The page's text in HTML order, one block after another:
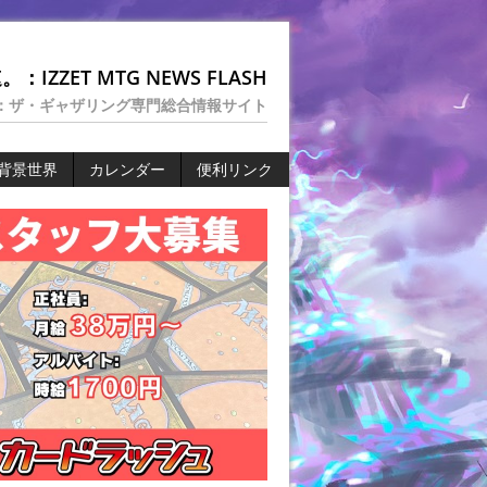
：IZZET MTG NEWS FLASH
ザ・ギャザリング専門総合情報サイト
景世界 カレンダー 便利リンク